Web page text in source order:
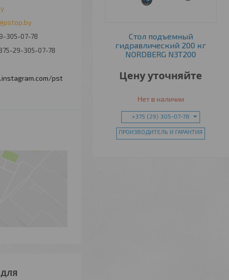
Стол подъемный
гидравлический 200 кг
NORDBERG N3T200
Цену уточняйте
Нет в наличии
+375 (29) 305-07-78
ПРОИЗВОДИТЕЛЬ И ГАРАНТИЯ
305-07-78
29-305-07-78
pst